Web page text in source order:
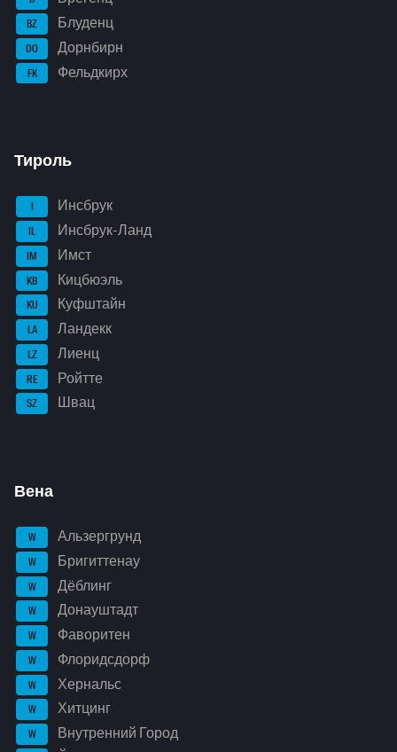
BZ Блуденц
DO Дорнбирн
FK Фельдкирх
Тироль
I Инсбрук
IL Инсбрук-Ланд
IM Имст
KB Кицбюэль
KU Куфштайн
LA Ландекк
LZ Лиенц
RE Ройтте
SZ Швац
Вена
W Альзергрунд
W Бригиттенау
W Дёблинг
W Донауштадт
W Фаворитен
W Флоридсдорф
W Хернальс
W Хитцинг
W Внутренний Город